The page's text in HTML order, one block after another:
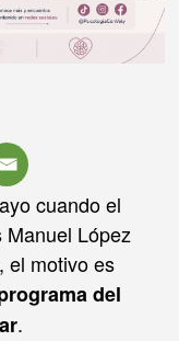
cuando el
Manuel López
el motivo es
del
.